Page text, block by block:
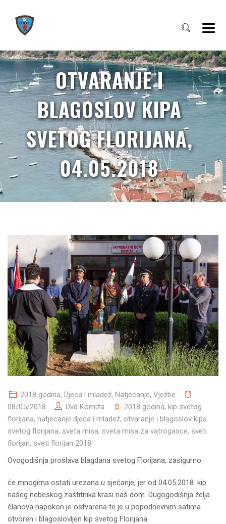
OTVARANJE I
BLAGOSLOV KIPA
SVETOG FLORIJANA,
04.05.2018
2018 godina, Djeca i mladež, Natjecanje, Vježbe
08/05/2018
Dvd Komiža 2018 godina, kip svetog
florijana, natjecanje djeca i mladež, otvaranje i blagoslov kipa
svetog florijana, sveta misa, sveta misa za vatrogasce, sveti
florijan, sveti florijan 2018
Ovogodišnja proslava blagdana svetog Florijana, zasigurno
će mnogima ostati urezana u sjećanje, jer od 04.05.2018. kip
našeg nebeskog zaštitnika krasi naš dom. Dugogodišnja želja
članova napokon je ostvarena te je u popodnevnim satima
otvoren i blagoslovljen kip svetog Florijana.